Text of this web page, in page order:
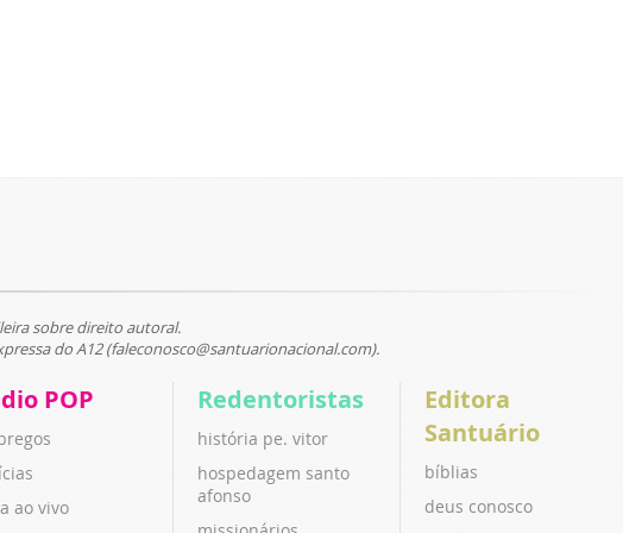
sobre direito autoral.
do A12 (faleconosco@santuarionacional.com).
POP
ao vivo
Redentoristas
história pe. vitor
hospedagem santo
afonso
Editora
Santuário
bíblias
deus conosco